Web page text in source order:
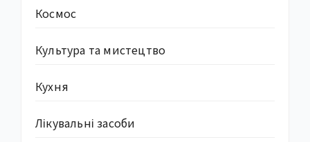
Космос
Культура та мистецтво
Кухня
Лікувальні засоби